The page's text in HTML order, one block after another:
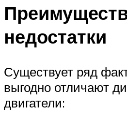
недостатки
Существует ряд
выгодно отличают
двигатели: